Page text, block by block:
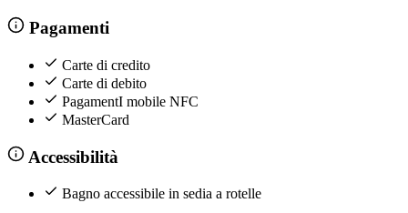
Pagamenti
Carte di credito
Carte di debito
PagamentI mobile NFC
MasterCard
Accessibilità
Bagno accessibile in sedia a rotelle